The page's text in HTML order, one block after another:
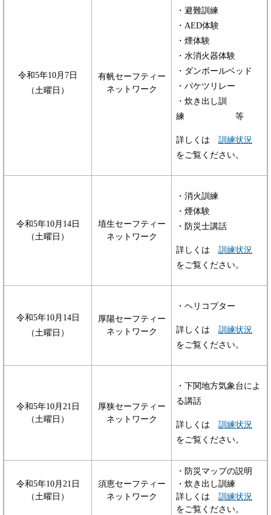
令和5年10月7日
（土曜日）
有帆セーフティー
ネットワーク
・避難訓練
・AED体験
・煙体験
・水消火器体験
・ダンボールベッド
・バケツリレー
・炊き出し訓
練 等
詳しくは 訓練状況
をご覧ください。
令和5年10月14日
（土曜日）
埴生セーフティー
ネットワーク
・消火訓練
・煙体験
・防災士講話
詳しくは 訓練状況
をご覧ください。
令和5年10月14日
（土曜日）
厚陽セーフティー
ネットワーク
・ヘリコプター
詳しくは 訓練状況
をご覧ください。
令和5年10月21日
（土曜日）
厚狭セーフティー
ネットワーク
・下関地方気象台によ
る講話
詳しくは 訓練状況
をご覧ください。
令和5年10月21日
（土曜日）
須恵セーフティー
ネットワーク
・防災マップの説明
・炊き出し訓練
詳しくは 訓練状況
をご覧ください。